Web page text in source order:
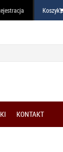
Koszyk
KONTAKT